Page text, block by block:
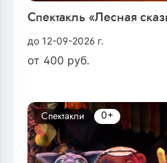
Спектакль «Лесная
до 12-09-2026 г.
от 400 руб.
Спектакли 0+